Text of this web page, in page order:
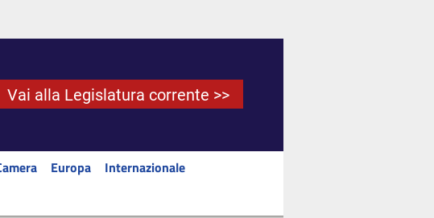
Vai alla Legislatura corrente >>
Europa
Internazionale